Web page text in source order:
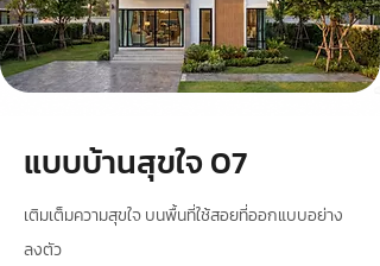
แบบบ้านสุขใจ 07
เติมเต็มความสุขใจ บนพื้นที่ใช้สอยที่ออกแบบอย่าง
ลงตัว